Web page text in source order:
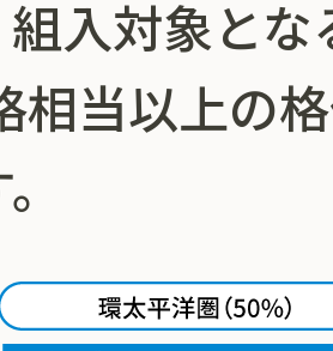
組入対象と
相当以上の